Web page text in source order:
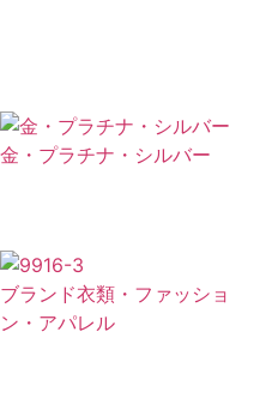
金・プラチナ・シルバー
ブランド衣類・ファッショ
ン・アパレル